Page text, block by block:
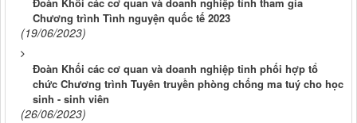
Chương trình Tình nguyện quốc tế 2023
(19/06/2023)
Đoàn Khối các cơ quan và doanh nghiệp tỉnh phối hợp tổ
chức Chương trình Tuyên truyền phòng chống ma tuý cho học
sinh - sinh viên
(26/06/2023)